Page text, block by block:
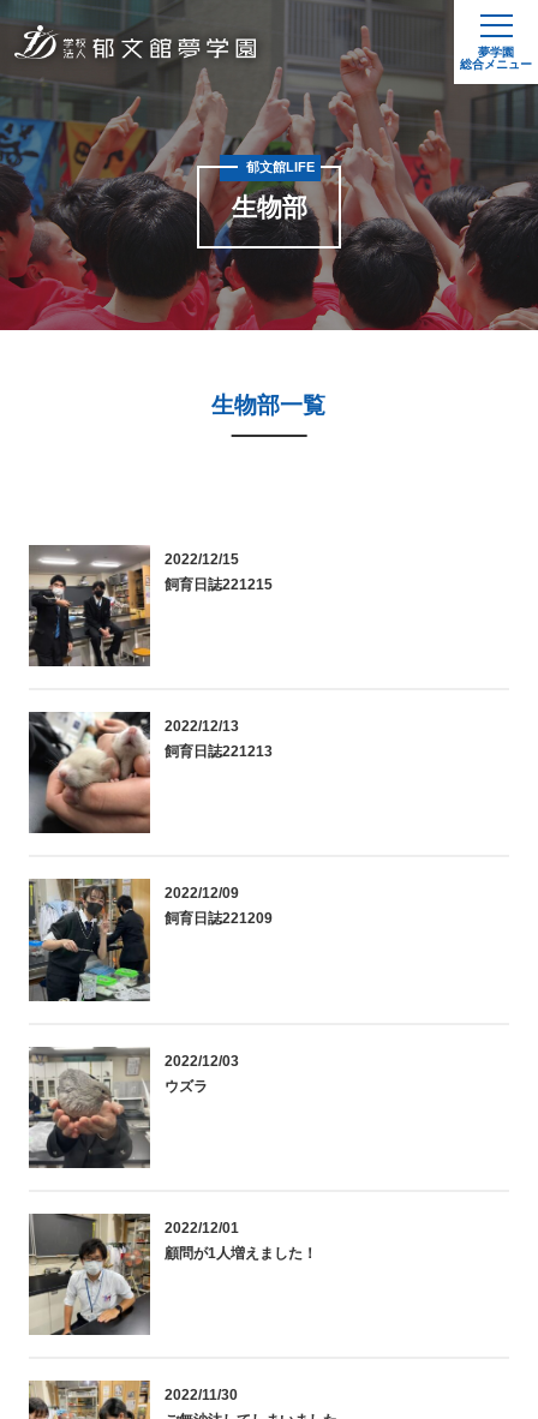
夢学園
総合メニュー
生物部
郁文館LIFE
生物部一覧
2022/12/15
飼育日誌221215
2022/12/13
飼育日誌221213
2022/12/09
飼育日誌221209
2022/12/03
ウズラ
2022/12/01
顧問が1人増えました！
2022/11/30